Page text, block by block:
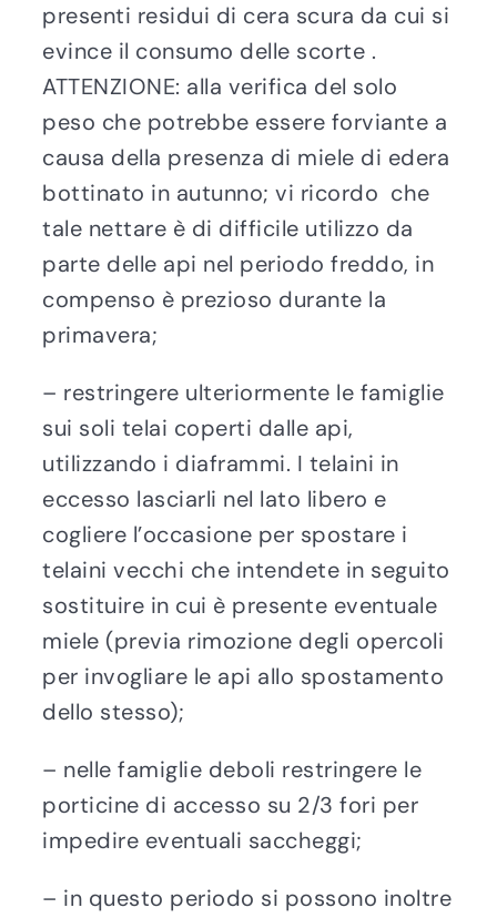
presenti residui di cera scura da cui si
evince il consumo delle scorte .
ATTENZIONE: alla verifica del solo
peso che potrebbe essere forviante a
causa della presenza di miele di edera
bottinato in autunno; vi ricordo che
tale nettare è di difficile utilizzo da
parte delle api nel periodo freddo, in
compenso è prezioso durante la
primavera;
– restringere ulteriormente le famiglie
sui soli telai coperti dalle api,
utilizzando i diaframmi. I telaini in
eccesso lasciarli nel lato libero e
cogliere l’occasione per spostare i
telaini vecchi che intendete in seguito
sostituire in cui è presente eventuale
miele (previa rimozione degli opercoli
per invogliare le api allo spostamento
dello stesso);
– nelle famiglie deboli restringere le
porticine di accesso su 2/3 fori per
impedire eventuali saccheggi;
– in questo periodo si possono inoltre